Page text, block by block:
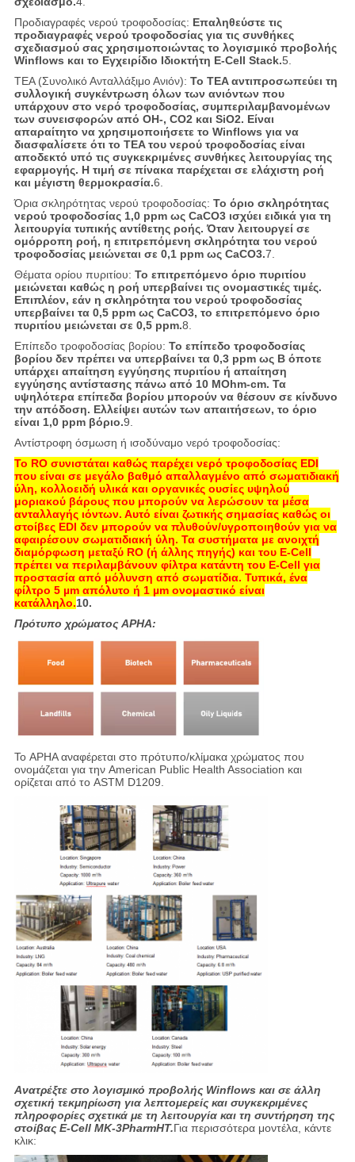
Προδιαγραφές νερού τροφοδοσίας: Επαληθεύστε τις
προδιαγραφές νερού τροφοδοσίας για τις συνθήκες
σχεδιασμού σας χρησιμοποιώντας το λογισμικό προβολής
Winflows και το Εγχειρίδιο Ιδιοκτήτη E-Cell Stack.5.
TEA (Συνολικό Ανταλλάξιμο Ανιόν): Το TEA αντιπροσωπεύει τη
συλλογική συγκέντρωση όλων των ανιόντων που
υπάρχουν στο νερό τροφοδοσίας, συμπεριλαμβανομένων
των συνεισφορών από OH-, CO2 και SiO2. Είναι
απαραίτητο να χρησιμοποιήσετε το Winflows για να
διασφαλίσετε ότι το TEA του νερού τροφοδοσίας είναι
αποδεκτό υπό τις συγκεκριμένες συνθήκες λειτουργίας της
εφαρμογής. Η τιμή σε πίνακα παρέχεται σε ελάχιστη ροή
και μέγιστη θερμοκρασία.6.
Όρια σκληρότητας νερού τροφοδοσίας: Το όριο σκληρότητας
νερού τροφοδοσίας 1,0 ppm ως CaCO3 ισχύει ειδικά για τη
λειτουργία τυπικής αντίθετης ροής. Όταν λειτουργεί σε
ομόρροπη ροή, η επιτρεπόμενη σκληρότητα του νερού
τροφοδοσίας μειώνεται σε 0,1 ppm ως CaCO3.7.
Θέματα ορίου πυριτίου: Το επιτρεπόμενο όριο πυριτίου
μειώνεται καθώς η ροή υπερβαίνει τις ονομαστικές τιμές.
Επιπλέον, εάν η σκληρότητα του νερού τροφοδοσίας
υπερβαίνει τα 0,5 ppm ως CaCO3, το επιτρεπόμενο όριο
πυριτίου μειώνεται σε 0,5 ppm.8.
Επίπεδο τροφοδοσίας βορίου: Το επίπεδο τροφοδοσίας
βορίου δεν πρέπει να υπερβαίνει τα 0,3 ppm ως B όποτε
υπάρχει απαίτηση εγγύησης πυριτίου ή απαίτηση
εγγύησης αντίστασης πάνω από 10 MOhm-cm. Τα
υψηλότερα επίπεδα βορίου μπορούν να θέσουν σε κίνδυνο
την απόδοση. Ελλείψει αυτών των απαιτήσεων, το όριο
είναι 1,0 ppm βόριο.9.
Αντίστροφη όσμωση ή ισοδύναμο νερό τροφοδοσίας:
Το RO συνιστάται καθώς παρέχει νερό τροφοδοσίας EDI
που είναι σε μεγάλο βαθμό απαλλαγμένο από σωματιδιακή
ύλη, κολλοειδή υλικά και οργανικές ουσίες υψηλού
μοριακού βάρους που μπορούν να λερώσουν τα μέσα
ανταλλαγής ιόντων. Αυτό είναι ζωτικής σημασίας καθώς οι
στοίβες EDI δεν μπορούν να πλυθούν/υγροποιηθούν για να
αφαιρέσουν σωματιδιακή ύλη. Τα συστήματα με ανοιχτή
διαμόρφωση μεταξύ RO (ή άλλης πηγής) και του E-Cell
πρέπει να περιλαμβάνουν φίλτρα κατάντη του E-Cell για
προστασία από μόλυνση από σωματίδια. Τυπικά, ένα
φίλτρο 5 µm απόλυτο ή 1 µm ονομαστικό είναι
κατάλληλο.10.
Πρότυπο χρώματος APHA:
Το APHA αναφέρεται στο πρότυπο/κλίμακα χρώματος που
ονομάζεται για την American Public Health Association και
ορίζεται από το ASTM D1209.
Ανατρέξτε στο λογισμικό προβολής Winflows και σε άλλη
σχετική τεκμηρίωση για λεπτομερείς και συγκεκριμένες
πληροφορίες σχετικά με τη λειτουργία και τη συντήρηση της
στοίβας E-Cell MK-3PharmHT.Για περισσότερα μοντέλα, κάντε
κλικ: